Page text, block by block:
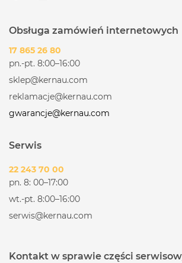
Obsługa zamówień internetowych
17 865 26 80
pn.-pt. 8:00–16:00
sklep@kernau.com
reklamacje@kernau.com
gwarancje@kernau.com
Serwis
22 243 70 00
pn. 8: 00–17:00
wt.-pt. 8:00–16:00
serwis@kernau.com
Kontakt w sprawie części